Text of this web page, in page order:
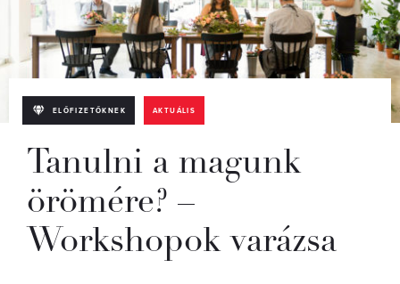
ELŐFIZETŐKNEK AKTUÁLIS
Tanulni a magunk
örömére? –
Workshopok varázsa